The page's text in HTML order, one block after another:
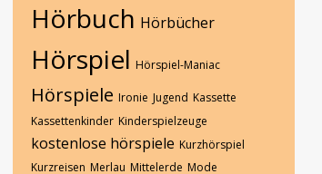
Hörbuch Hörbücher
Hörspiel Hörspiel-Maniac
Hörspiele Ironie Jugend Kassette
Kassettenkinder Kinderspielzeuge
kostenlose hörspiele Kurzhörspiel
Kurzreisen Merlau Mittelerde Mode